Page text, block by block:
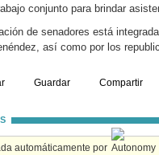
conjunto para brindar
de senadores está
así como por los
Guardar Compartir
automáticamente por